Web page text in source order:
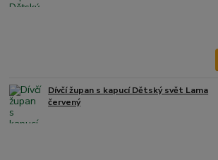
Dívčí župan s kapucí Dětský svět Lama
červený